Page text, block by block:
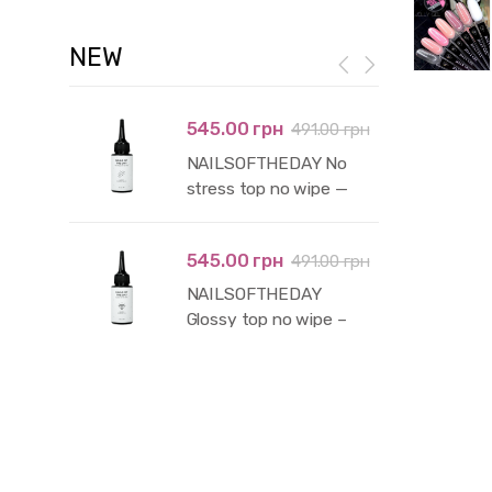
NEW
545.00 грн 491.00 грн
NAILSOFTHEDAY No
stress top no wipe —
фільтрів, 50 мл
545.00 грн 491.00 грн
NAILSOFTHEDAY
Glossy top no wipe –